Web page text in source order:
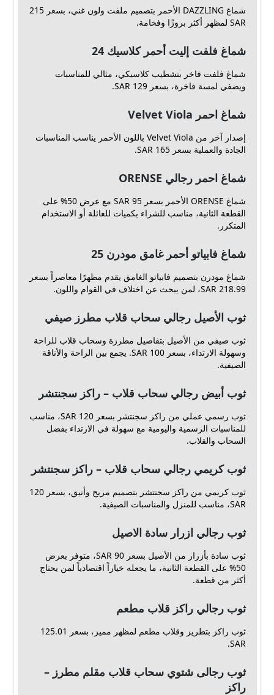
شماغ DAZZLING الأحمر بتصميم ملفت ولون غني، بسعر 215
SAR لمظهر أكثر بروزًا وفخامة.
شماغ فلفت إليت أحمر كلاسيك 24
شماغ فلفت فاخر بتشطيب كلاسيكي، مثالي للمناسبات
ويضفي لمسة فاخرة، بسعر 129 SAR.
شماغ احمر Velvet Viola
إصدار آخر من Velvet Viola باللون الأحمر يناسب المناسبات
الجادة والعملية بسعر 165 SAR.
شماغ احمر رجالي ORENSE
شماغ ORENSE الأحمر بسعر 95 SAR مع عرض 50% على
القطعة الثانية، مناسب للشراء بكميات للعائلة أو الاستخدام
المتكرر.
شماغ فابياتو أحمر غامق مودرن 25
شماغ مودرن بتصميم فابياتو الغامق يقدم مظهرًا معاصراً بسعر
218.99 SAR، لمن يبحث عن اختلاف في القوام واللون.
ثوب الأصيل رجالي سحاب قلاب مطرز صيفي
ثوب صيفي من الأصيل بتفاصيل مطرزة وسحاب قلاب للراحة
وسهولة الارتداء، بسعر 100 SAR. يجمع بين الراحة والأناقة
الصيفية.
ثوب أبيض رجالي سحاب قلاب – راكز سجنتشر
ثوب رسمي عملي من راكز سجنتشر بسعر 120 SAR، مناسب
للمناسبات الرسمية واليومية مع سهولة في الارتداء بفضل
السحاب والقلاب.
ثوب كريمي رجالي سحاب قلاب – راكز سجنتشر
ثوب كريمي من راكز سجنتشر بتصميم مريح وأنيق، بسعر 120
SAR، مناسب للمنزل والمناسبات الصيفية.
ثوب رجالي ازرار سادة الاصيل
ثوب سادة بأزرار من الأصيل بسعر 90 SAR، متوفر بعرض
50% على القطعة الثانية، ما يجعله خياراً اقتصادياً لمن يحتاج
أكثر من قطعة.
ثوب رجالي راكز قلاب مطعم
ثوب راكز بتطريز وقلاب مطعم لمظهر مميز، بسعر 125.01
SAR.
ثوب رجالى شتوي سحاب قلاب مقلم مطرز –
راكز